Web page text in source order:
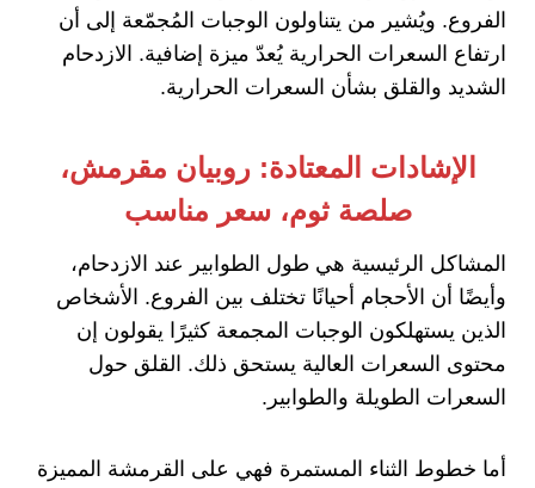
الفروع. ويُشير من يتناولون الوجبات المُجمّعة إلى أن
ارتفاع السعرات الحرارية يُعدّ ميزة إضافية. الازدحام
الشديد والقلق بشأن السعرات الحرارية.
الإشادات المعتادة: روبيان مقرمش،
صلصة ثوم، سعر مناسب
المشاكل الرئيسية هي طول الطوابير عند الازدحام،
وأيضًا أن الأحجام أحيانًا تختلف بين الفروع. الأشخاص
الذين يستهلكون الوجبات المجمعة كثيرًا يقولون إن
محتوى السعرات العالية يستحق ذلك. القلق حول
السعرات الطويلة والطوابير.
أما خطوط الثناء المستمرة فهي على القرمشة المميزة